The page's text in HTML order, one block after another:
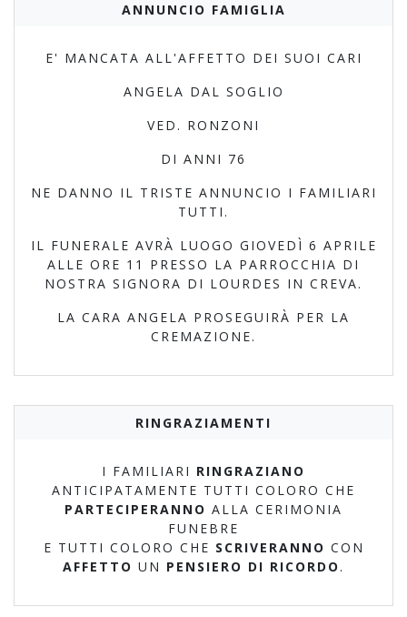
ANNUNCIO FAMIGLIA
E' MANCATA ALL'AFFETTO DEI SUOI CARI
ANGELA DAL SOGLIO
VED. RONZONI
DI ANNI 76
NE DANNO IL TRISTE ANNUNCIO I FAMILIARI
TUTTI.
IL FUNERALE AVRÀ LUOGO GIOVEDÌ 6 APRILE
ALLE ORE 11 PRESSO LA PARROCCHIA DI
NOSTRA SIGNORA DI LOURDES IN CREVA.
LA CARA ANGELA PROSEGUIRÀ PER LA
CREMAZIONE.
RINGRAZIAMENTI
I FAMILIARI RINGRAZIANO
ANTICIPATAMENTE TUTTI COLORO CHE
PARTECIPERANNO ALLA CERIMONIA
FUNEBRE
E TUTTI COLORO CHE SCRIVERANNO CON
AFFETTO UN PENSIERO DI RICORDO .